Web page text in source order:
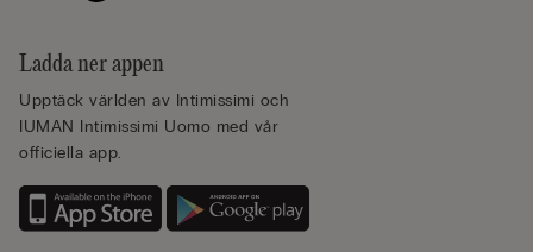
Ladda ner appen
Upptäck världen av Intimissimi och
IUMAN Intimissimi Uomo med vår
officiella app.